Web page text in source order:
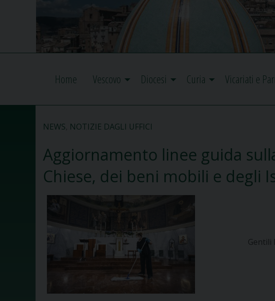
Home Vescovo Diocesi Curia Vicariati e
NEWS NOTIZIE DAGLI UFFICI
Aggiornamento linee guida
Chiese, dei beni mobili e degli
Gentili